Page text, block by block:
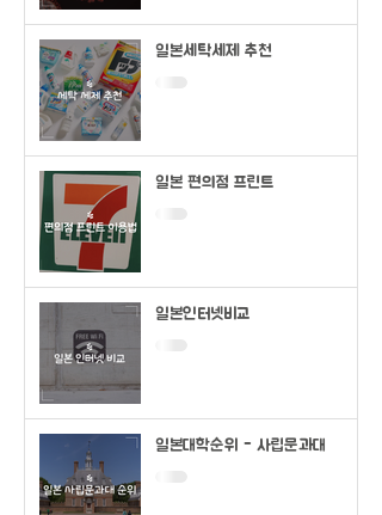
일본세탁세제 추천
일본 편의점 프린트
일본인터넷비교
일본대학순위 - 사립문과대